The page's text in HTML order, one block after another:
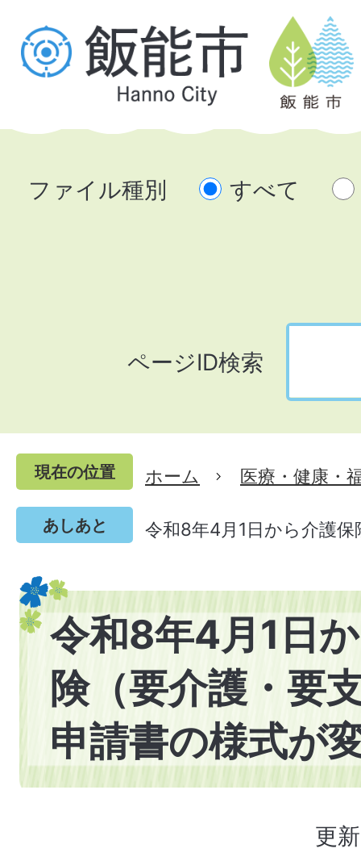
ファイル種別 すべて
ページID検索
現在の位置 ホーム 医療・健康・
あしあと 令和8年4月1日から介護
令和8年4月1日
険（要介護・要
申請書の様式が
更